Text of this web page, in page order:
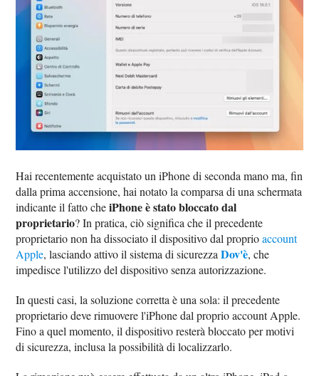
Hai recentemente acquistato un iPhone di seconda mano ma, fin
dalla prima accensione, hai notato la comparsa di una schermata
indicante il fatto cheiPhone è stato bloccato dal
proprietario? In pratica, ciò significa che il precedente
proprietario non ha dissociato il dispositivo dal proprioaccount
Apple, lasciando attivo il sistema di sicurezzaDov'è, che
impedisce l'utilizzo del dispositivo senza autorizzazione.
In questi casi, la soluzione corretta è una sola: il precedente
proprietario deve rimuovere l'iPhone dal proprio account Apple.
Fino a quel momento, il dispositivo resterà bloccato per motivi
di sicurezza, inclusa la possibilità di localizzarlo.